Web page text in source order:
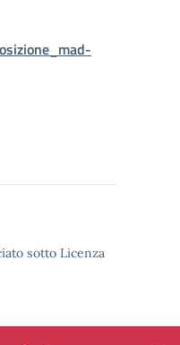
sotto Licenza